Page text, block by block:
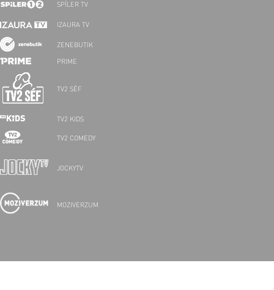
SPÍLER TV
IZAURA TV
ZENEBUTIK
PRIME
TV2 SÉF
TV2 KIDS
TV2 COMEDY
JOCKYTV
MOZIVERZUM